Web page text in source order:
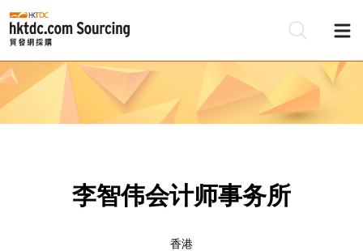
李智伟会计师事务所
香港